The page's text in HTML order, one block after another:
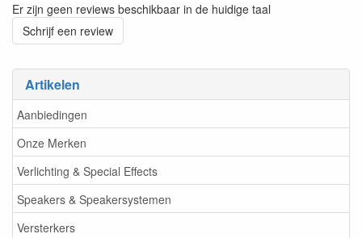
Artikelen
Aanbiedingen
Onze Merken
Verlichting & Special Effects
Speakers & Speakersystemen
Versterkers
Er zijn geen reviews beschikbaar in de huidige taal
Schrijf een review